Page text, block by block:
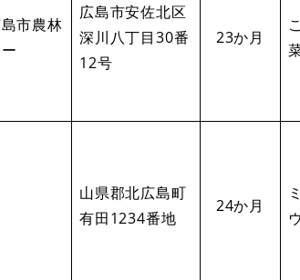
市農林
広島市安佐北区
深川八丁目30番
12号
23か月
山県郡北広島町
有田1234番地
24か月